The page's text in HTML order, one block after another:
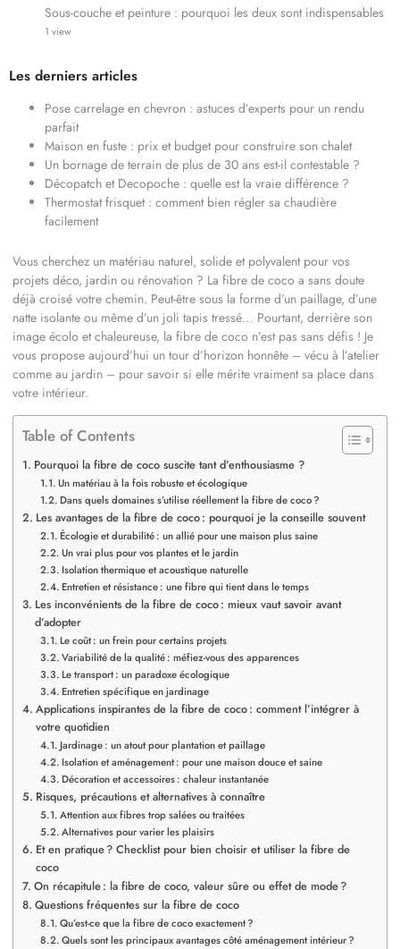
Vous cherchez un matériau naturel, solide et polyvalent pour vos
projets déco, jardin ou rénovation ? La fibre de coco a sans doute
déjà croisé votre chemin. Peut-être sous la forme d’un paillage, d’une
natte isolante ou même d’un joli tapis tressé… Pourtant, derrière son
image écolo et chaleureuse, la fibre de coco n’est pas sans défis ! Je
vous propose aujourd’hui un tour d’horizon honnête – vécu à l’atelier
comme au jardin – pour savoir si elle mérite vraiment sa place dans
votre intérieur.
Table of Contents
Pourquoi la fibre de coco suscite tant d’enthousiasme ?
Un matériau à la fois robuste et écologique
Dans quels domaines s’utilise réellement la fibre de coco ?
Les avantages de la fibre de coco : pourquoi je la conseille souvent
Écologie et durabilité : un allié pour une maison plus saine
Un vrai plus pour vos plantes et le jardin
Isolation thermique et acoustique naturelle
Entretien et résistance : une fibre qui tient dans le temps
Les inconvénients de la fibre de coco : mieux vaut savoir avant
d’adopter
Le coût : un frein pour certains projets
Variabilité de la qualité : méfiez-vous des apparences
Le transport : un paradoxe écologique
Entretien spécifique en jardinage
Applications inspirantes de la fibre de coco : comment l’intégrer à
votre quotidien
Jardinage : un atout pour plantation et paillage
Isolation et aménagement : pour une maison douce et saine
Décoration et accessoires : chaleur instantanée
Risques, précautions et alternatives à connaître
Attention aux fibres trop salées ou traitées
Alternatives pour varier les plaisirs
Et en pratique ? Checklist pour bien choisir et utiliser la fibre de
coco
On récapitule : la fibre de coco, valeur sûre ou effet de mode ?
Questions fréquentes sur la fibre de coco
Qu’est-ce que la fibre de coco exactement ?
Quels sont les principaux avantages côté aménagement intérieur ?
Sous-couche et peinture : pourquoi les deux sont indispensables
1 view
Les derniers articles
Pose carrelage en chevron : astuces d’experts pour un rendu
parfait
Maison en fuste : prix et budget pour construire son chalet
Un bornage de terrain de plus de 30 ans est-il contestable ?
Décopatch et Decopoche : quelle est la vraie différence ?
Thermostat frisquet : comment bien régler sa chaudière
facilement